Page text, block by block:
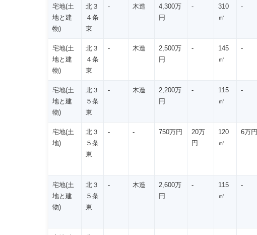
宅地(土
地と建
物)
北３
４条
東
- 木造
4,300万
円
-
310
㎡
-
宅地(土
地と建
物)
北３
４条
東
- 木造
2,500万
円
-
145
㎡
-
宅地(土
地と建
物)
北３
５条
東
- 木造
2,200万
円
-
115
㎡
-
宅地(土
地)
北３
５条
東
- - 750万円
20万
円
120
㎡
6万円
宅地(土
地と建
物)
北３
５条
東
- 木造
2,600万
円
-
115
㎡
-